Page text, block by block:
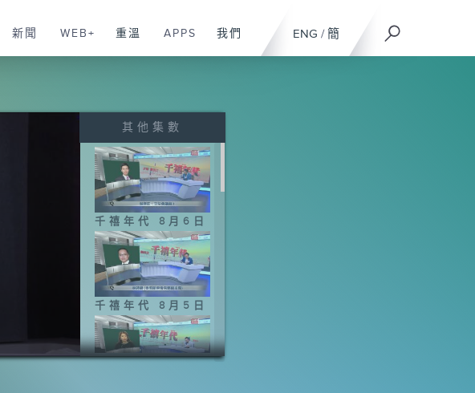
ENG / 簡
新聞 WEB+ 重溫 APPS 我們
其他集數
千禧年代 8月6日
千禧年代 8月5日